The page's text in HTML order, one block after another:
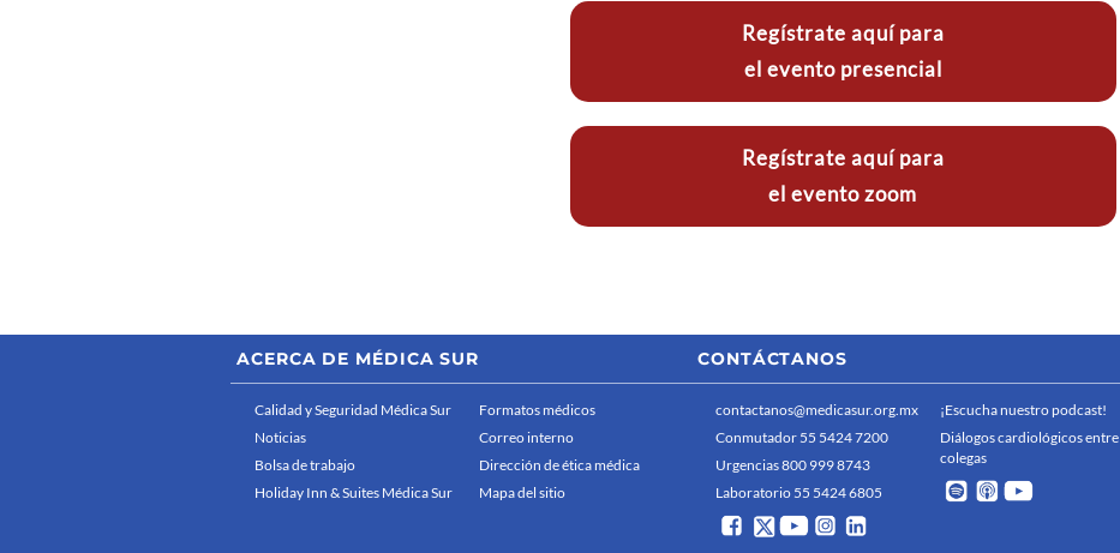
Regístrate aquí para
el evento presencial
Regístrate aquí para
el evento zoom
ACERCA DE MÉDICA SUR
Calidad y Seguridad Médica Sur
Noticias
Bolsa de trabajo
Holiday Inn & Suites Médica Sur
Formatos médicos
Correo interno
Dirección de ética médica
Mapa del sitio
CONTÁCTANOS
contactanos@medicasur.org.mx
Conmutador 55 5424 7200
Urgencias 800 999 8743
Laboratorio 55 5424 6805
¡Escucha nuestro podcast!
Diálogos cardiológicos entre
colegas